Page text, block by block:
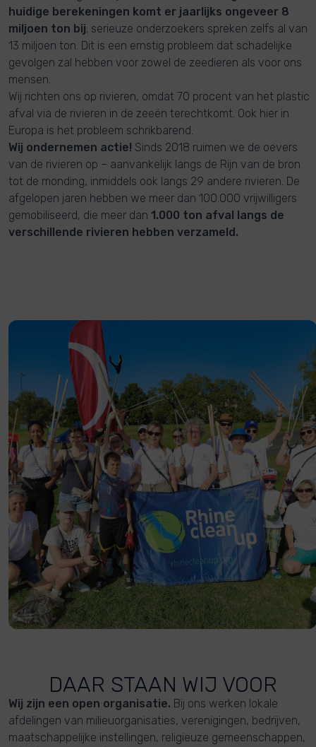
huidige berekeningen komt er jaarlijks ongeveer 8
miljoen ton bij; serieuze onderzoekers spreken zelfs al van
13 miljoen ton. Dit is een ernstig probleem dat schadelijke
gevolgen zal hebben voor zowel de zeedieren als voor ons
mensen.
Wij richten ons op rivieren, omdat 70 procent van het plastic
afval via de rivieren in de zeeën terechtkomt. Ook hier in
Europa is het probleem schrikbarend.
Wij ondernemen actie! Sinds 2018 ruimen we de oevers
van de rivieren op – aanvankelijk langs de Rijn van de bron
tot de monding, inmiddels ook langs 29 andere rivieren. De
afgelopen jaren hebben we meer dan 100.000 vrijwilligers
gemobiliseerd, die meer dan 1.000 ton afval langs de
verschillende rivieren hebben verzameld.
DAAR STAAN WIJ VOOR
Wij zijn een open organisatie. Bij ons werken lokale
afdelingen van milieuorganisaties, verenigingen, bedrijven,
maatschappelijke instellingen, religieuze gemeenschappen,